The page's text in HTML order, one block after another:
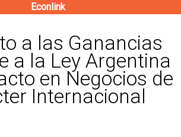
Econlink
a la Ley Argentina
en Negocios de
Internacional